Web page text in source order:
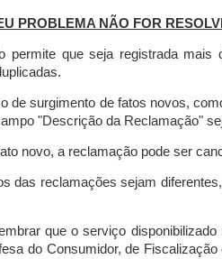
PROBLEMA NÃO FOR
permite que seja registrada
de surgimento de fatos novos,
"Descrição da Reclamação"
novo, a reclamação pode ser
das reclamações sejam
que o serviço
do Consumidor, de